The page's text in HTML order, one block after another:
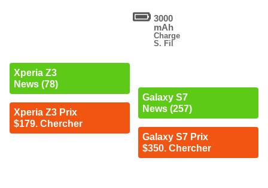
Xperia Z3
News (78)
Xperia Z3 Prix
$179. Chercher
3000
mAh
Charge
S. Fil
Galaxy S7
News (257)
Galaxy S7 Prix
$350. Chercher